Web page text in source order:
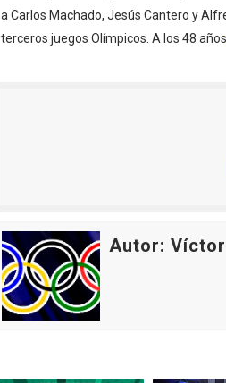
Máxima celebración
Mundial de
Raquel Rodriguez
Athletes Unlimited
Mundial de
Tour de Francia
Mundial de Fórmula
Copa del Mundo
a Carlos Machado, Jesús Cantero y
terceros juegos Olímpicos. A los 48 años.
Autor: